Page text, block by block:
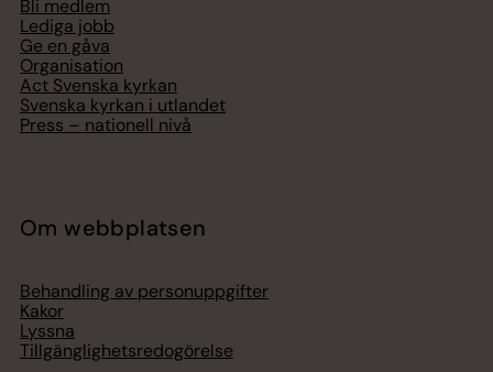
Bli medlem
Lediga jobb
Ge en gåva
Organisation
Act Svenska kyrkan
Svenska kyrkan i utlandet
Press – nationell nivå
Om webbplatsen
Behandling av personuppgifter
Kakor
Lyssna
Tillgänglighetsredogörelse